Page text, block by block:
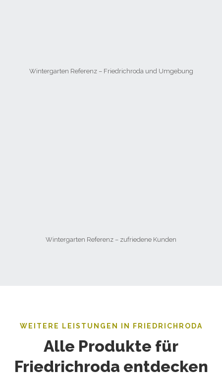
Wintergarten Referenz – Friedrichroda und Umgebung
Wintergarten Referenz – zufriedene Kunden
WEITERE LEISTUNGEN IN FRIEDRICHRODA
Alle Produkte für
Friedrichroda entdecken